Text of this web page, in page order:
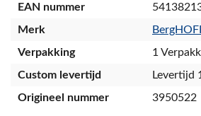
EAN nummer
Merk
Verpakking
1
Custom levertijd
Levertijd
Origineel nummer
3950522